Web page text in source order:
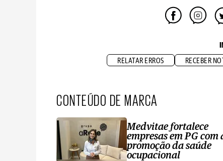
RELATAR ERROS RECEBER
CONTEÚDO DE MARCA
Medvitae fortalece
empresas em PG com
promoção da saúde
ocupacional